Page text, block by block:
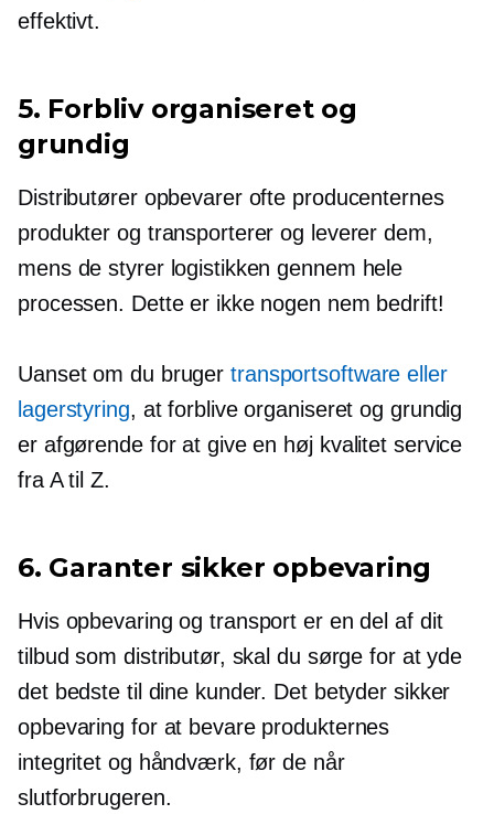
effektivt.
5. Forbliv organiseret og
grundig
Distributører opbevarer ofte producenternes
produkter og transporterer og leverer dem,
mens de styrer logistikken gennem hele
processen. Dette er ikke nogen nem bedrift!
Uanset om du bruger transportsoftware eller
lagerstyring, at forblive organiseret og grundig
er afgørende for at give en høj kvalitet service
fra A til Z.
6. Garanter sikker opbevaring
Hvis opbevaring og transport er en del af dit
tilbud som distributør, skal du sørge for at yde
det bedste til dine kunder. Det betyder sikker
opbevaring for at bevare produkternes
integritet og håndværk, før de når
slutforbrugeren.